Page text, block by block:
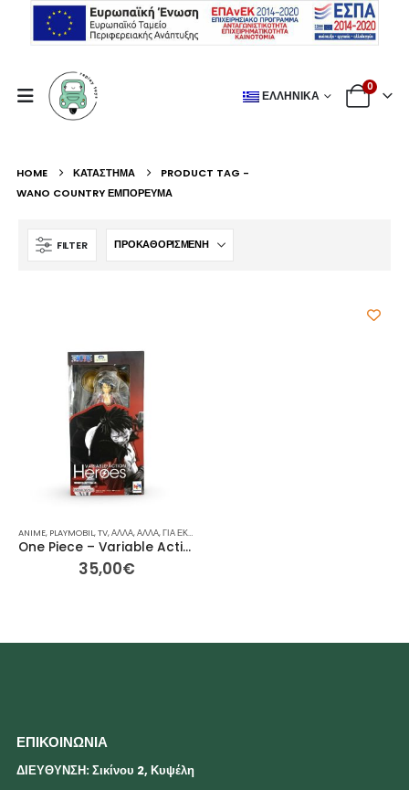
ΕΛΛΗΝΙΚΆ
0
HOME ΚΑΤΆΣΤΗΜΑ
PRODUCT TAG -
WANO COUNTRY ΕΜΠΌΡΕΥΜΑ
FILTER
ANIME, PLAYMOBIL,TV,ΆΛΛΑ,ΆΛΛΑ,ΓΙΑ ΕΚΕΊΝΟΝ / ΕΚΕΊΝΗ
One Piece – Variable Action Heroes Luffy Ver. 1.5 (MegaHouse, 17εκ)
35,00€
ΕΠΙΚΟΙΝΩΝΙΑ
ΔΙΕΥΘΥΝΣΗ: Σικίνου 2, Κυψέλη